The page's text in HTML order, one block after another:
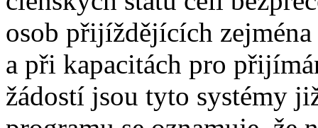
osob přijíždějících
a při kapacitách pro
žádostí jsou tyto systémy